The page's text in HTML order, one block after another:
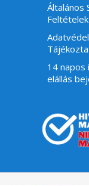
Általános
Feltételek
14 napos
elállás